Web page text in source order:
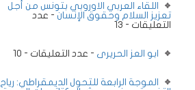
اللقاء العربي الاوروبي بتونس من أجل
تعزيز السلام وحقوق الإنسان - عدد
التعليقات - 13
ابو العز الحريرى - عدد التعليقات - 10
الموجة الرابعة للتحول الديمقراطي: رياح